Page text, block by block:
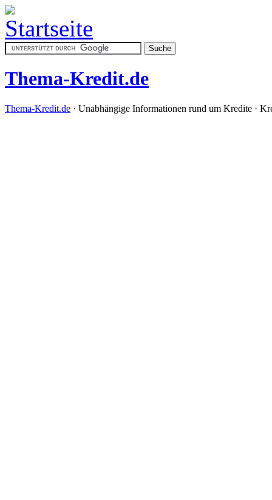
Thema-Kredit.de
Thema-Kredit.de · Unabhängige Informationen rund um Kredite ·